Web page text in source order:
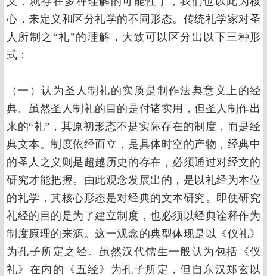
心，来定义和区分礼学的不同形态。传统礼学家对圣
人所制之“礼”的理解，大致可以区分出以下三种形
式：
（一）认为圣人制礼的实质是制作法典意义上的经
典。虽然圣人制礼的目的是付诸实用，但圣人制作出
来的“礼”，其原初形态不是实际存在的制度，而是经
典文本。制度依经而立，是具体时空的产物，经典中
的圣人之义则是超越历史的存在，必须通过对经文的
研究才能把握。由此观念发展出的，是以礼经为本位
的礼学，其核心形态是对经典的文本研究。即便研究
礼经的目的是为了建立制度，也必须以经典诠释作为
制度原理的来源。这一观念的典型体现是以《仪礼》
为孔子所定之经。虽然汉代儒生一般认为包括《仪
礼》在内的《五经》为孔子所定，但自东汉郑玄以